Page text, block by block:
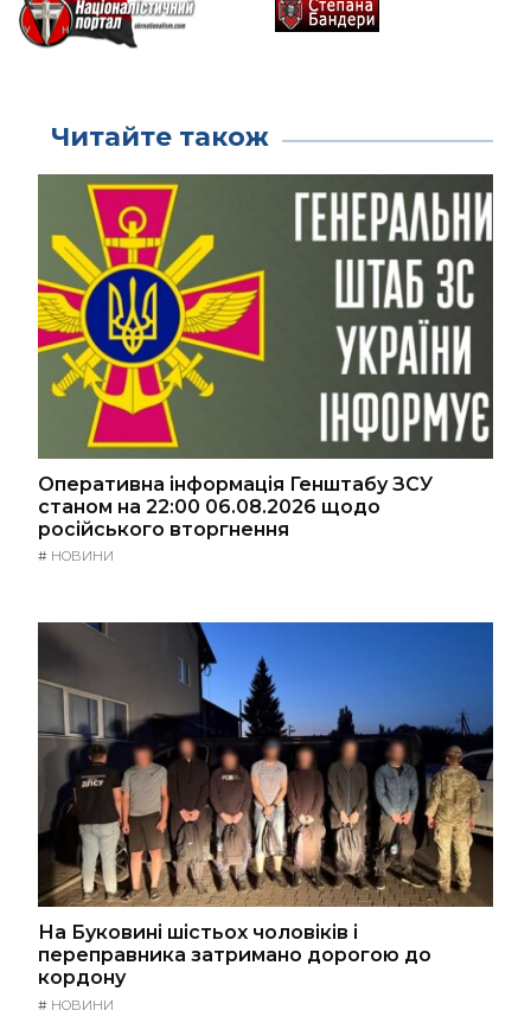
Читайте також
Оперативна інформація Генштабу ЗСУ
станом на 22:00 06.08.2026 щодо
російського вторгнення
# НОВИНИ
На Буковині шістьох чоловіків і
переправника затримано дорогою до
кордону
# НОВИНИ